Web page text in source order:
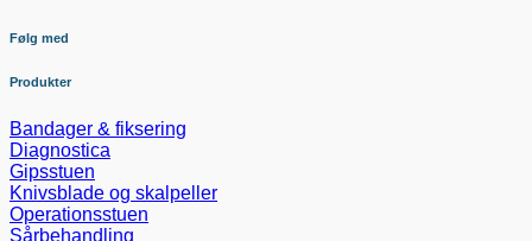
Følg med
Produkter
Bandager & fiksering
Diagnostica
Gipsstuen
Knivsblade og skalpeller
Operationsstuen
Sårbehandling